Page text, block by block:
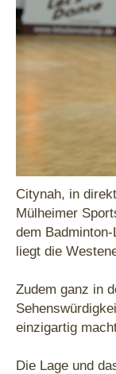
Citynah, in
Mülheimer
dem
liegt die
Zudem ganz in
einzigartig
Die Lage und